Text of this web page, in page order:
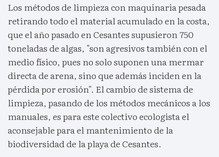
Los métodos de limpieza con maquinaria pesada
retirando todo el material acumulado en la costa,
que el año pasado en Cesantes supusieron 750
toneladas de algas, "son agresivos también con el
medio físico, pues no solo suponen una mermar
directa de arena, sino que además inciden en la
pérdida por erosión". El cambio de sistema de
limpieza, pasando de los métodos mecánicos a los
manuales, es para este colectivo ecologista el
aconsejable para el mantenimiento de la
biodiversidad de la playa de Cesantes.